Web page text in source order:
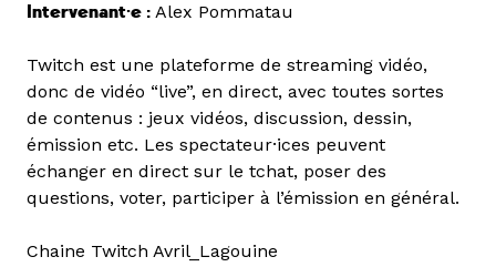
Intervenant·e : Alex Pommatau
Twitch est une plateforme de streaming vidéo,
donc de vidéo “live”, en direct, avec toutes sortes
de contenus : jeux vidéos, discussion, dessin,
émission etc. Les spectateur·ices peuvent
échanger en direct sur le tchat, poser des
questions, voter, participer à l’émission en général.
Chaine Twitch Avril_Lagouine